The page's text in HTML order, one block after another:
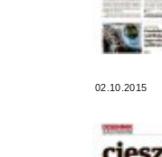
02.10.2015